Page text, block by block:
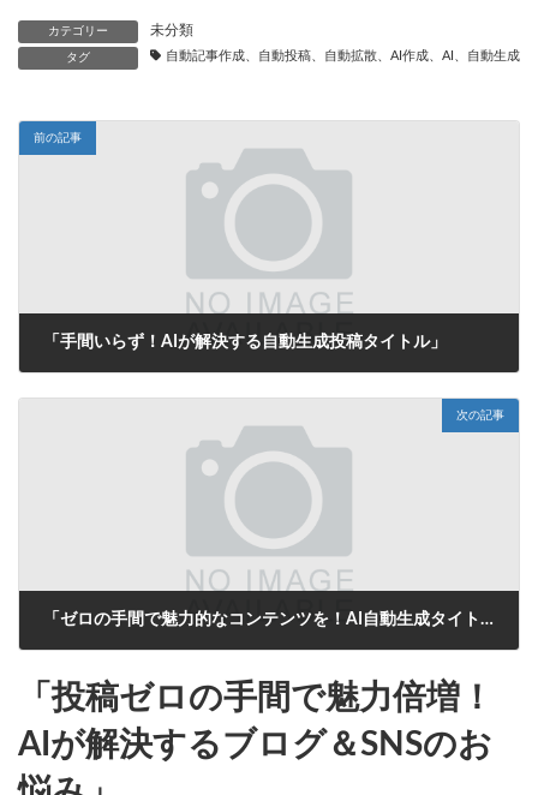
カテゴリー 未分類
タグ 自動記事作成、自動投稿、自動拡散、AI作成、AI、自動生成、
前の記事
「手間いらず！AIが解決する自動生成投稿タイトル」
次の記事
「ゼロの手間で魅力的なコンテンツを！AI自動生成タイトルがあなたの投稿をサポート」
「投稿ゼロの手間で魅力倍増！
AIが解決するブログ＆SNSのお